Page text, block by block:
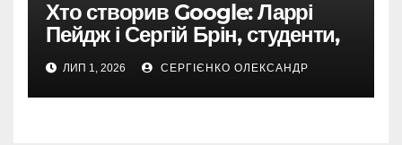
Хто створив Google: Ларрі
Пейдж і Сергій Брін, студенти,
чия ідея підкорила інтернет
ЛИП 1, 2026 СЕРГІЄНКО ОЛЕКСАНДР